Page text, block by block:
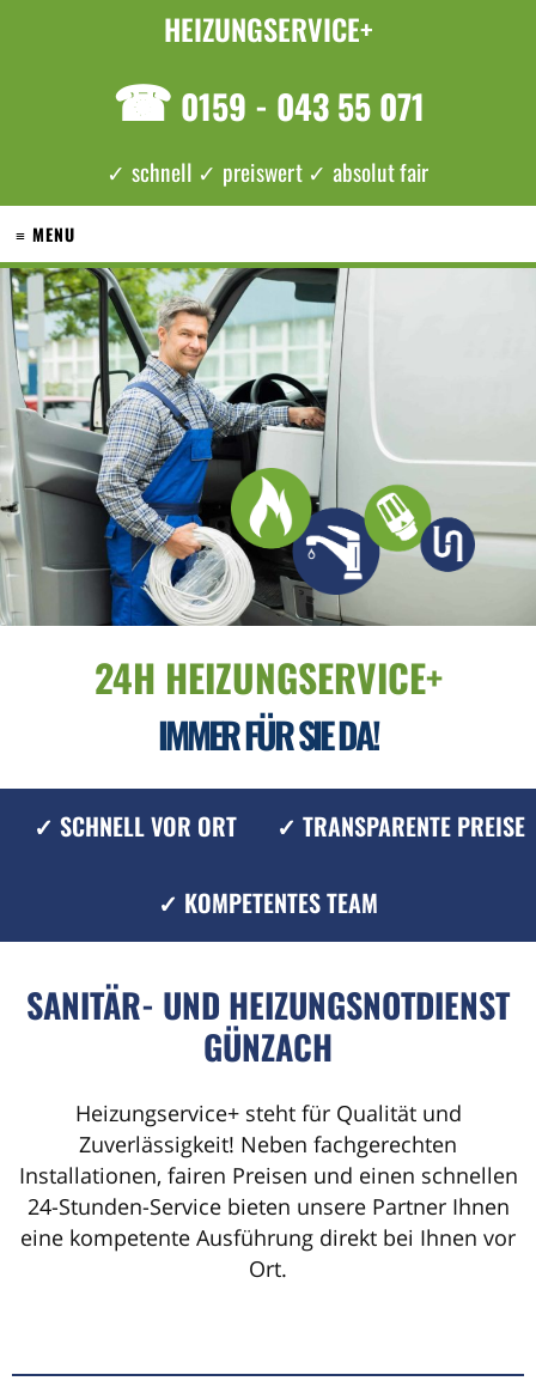
HEIZUNGSERVICE+
☎ 0159 - 043 55 071
✓ schnell ✓ preiswert ✓ absolut fair
≡ MENU
24H HEIZUNGSERVICE+
IMMER FÜR SIE DA!
✓ SCHNELL VOR ORT ✓ TRANSPARENTE PREISE
✓ KOMPETENTES TEAM
SANITÄR- UND HEIZUNGSNOTDIENST
GÜNZACH
Heizungservice+ steht für Qualität und
Zuverlässigkeit! Neben fachgerechten
Installationen, fairen Preisen und einen schnellen
24-Stunden-Service bieten unsere Partner Ihnen
eine kompetente Ausführung direkt bei Ihnen vor
Ort.